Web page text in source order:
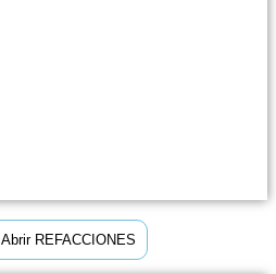
Abrir REFACCIONES